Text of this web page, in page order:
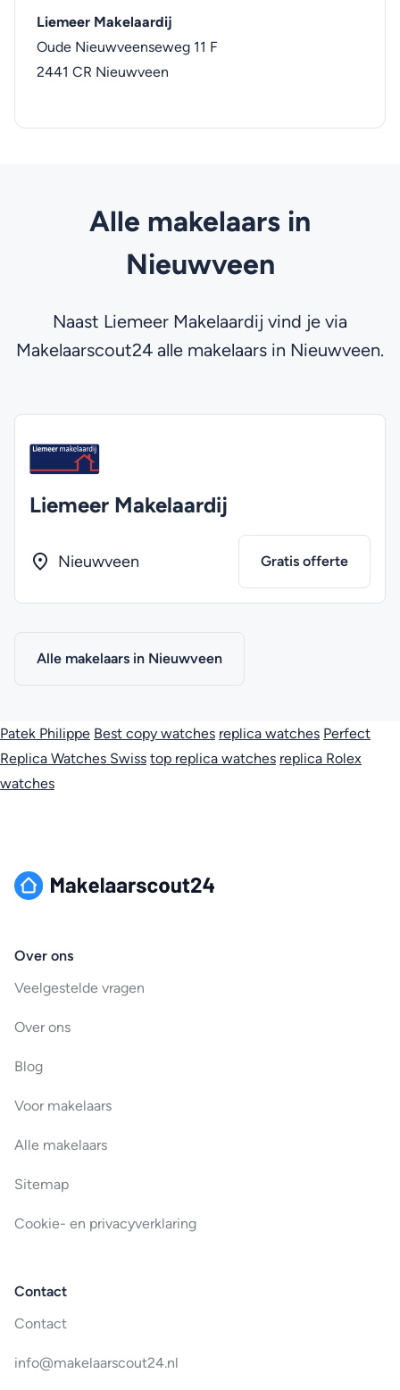
Liemeer Makelaardij
Oude Nieuwveenseweg 11 F
2441 CR Nieuwveen
Alle makelaars in
Nieuwveen
Naast Liemeer Makelaardij vind je via
Makelaarscout24 alle makelaars in Nieuwveen.
Liemeer Makelaardij
Nieuwveen Gratis offerte
Alle makelaars in Nieuwveen
Patek Philippe Best copy watches replica watches Perfect
Replica Watches Swiss top replica watches replica Rolex
watches
Over ons
Veelgestelde vragen
Over ons
Blog
Voor makelaars
Alle makelaars
Sitemap
Cookie- en privacyverklaring
Contact
Contact
info@makelaarscout24.nl